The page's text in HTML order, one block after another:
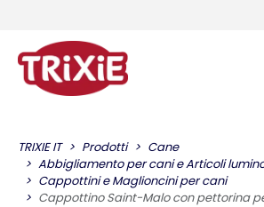
TRIXIE IT Prodotti
Cane
Abbigliamento per cani e Articoli
Cappottini e Maglioncini per cani
Cappottino Saint-Malo con pettorina